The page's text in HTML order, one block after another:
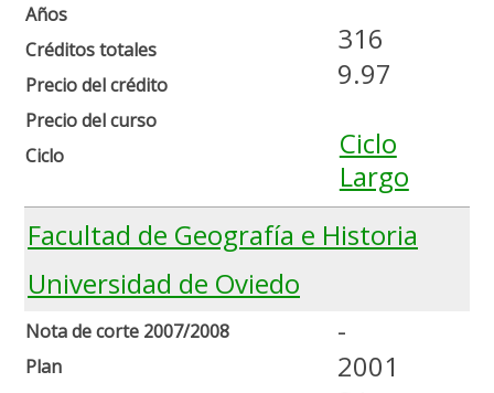
Años
Créditos totales
Precio del crédito
Precio del curso
Ciclo
316
9.97
Ciclo
Largo
Facultad de Geografía e Historia
Universidad de Oviedo
Nota de corte 2007/2008
Plan
-
2001